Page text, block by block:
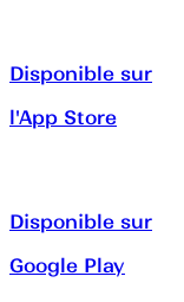
Disponible sur
l'App Store
Disponible sur
Google Play